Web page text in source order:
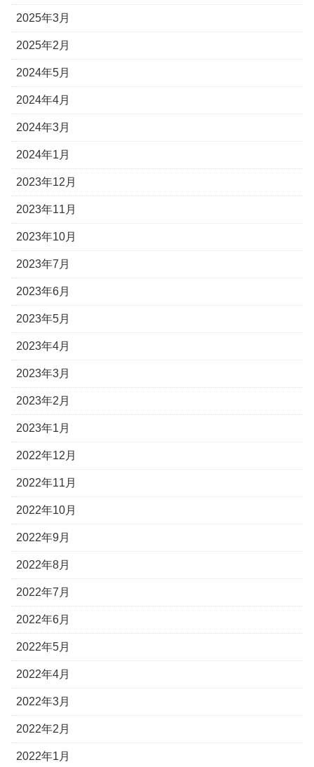
2025年3月
2025年2月
2024年5月
2024年4月
2024年3月
2024年1月
2023年12月
2023年11月
2023年10月
2023年7月
2023年6月
2023年5月
2023年4月
2023年3月
2023年2月
2023年1月
2022年12月
2022年11月
2022年10月
2022年9月
2022年8月
2022年7月
2022年6月
2022年5月
2022年4月
2022年3月
2022年2月
2022年1月